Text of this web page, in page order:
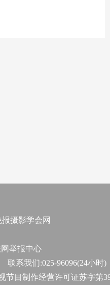
报摄影学会网
举报中心
系我们:025-96096(24小时)
节目制作经营许可证苏字第